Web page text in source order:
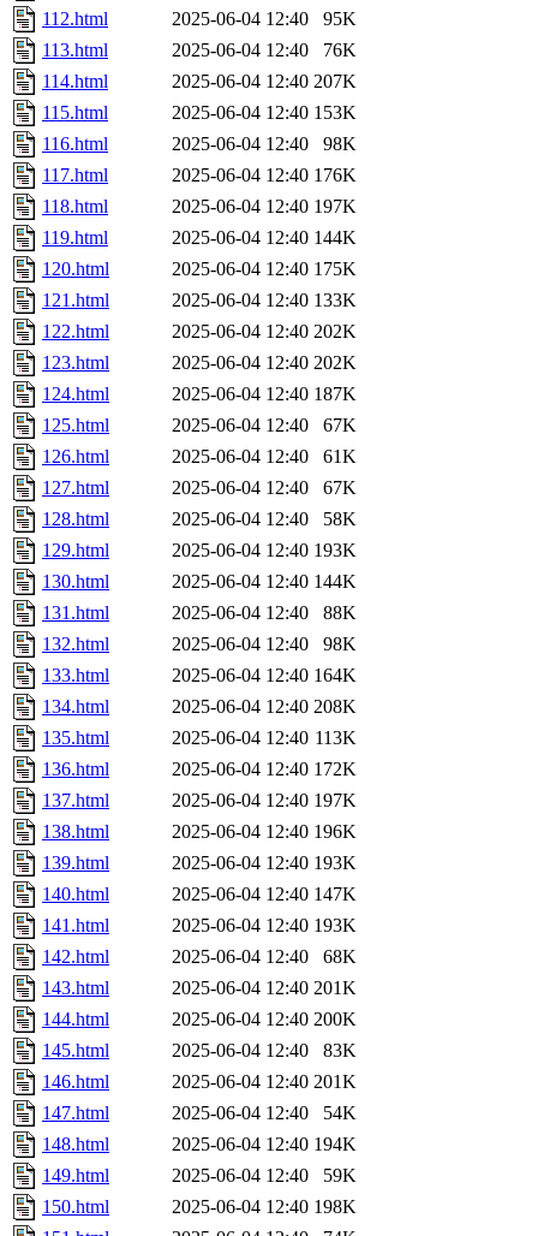
112.html
2025-06-04 12:40
95K
113.html
2025-06-04 12:40
76K
114.html
2025-06-04 12:40 207K
115.html
2025-06-04 12:40 153K
116.html
2025-06-04 12:40
98K
117.html
2025-06-04 12:40 176K
118.html
2025-06-04 12:40 197K
119.html
2025-06-04 12:40 144K
120.html
2025-06-04 12:40 175K
121.html
2025-06-04 12:40 133K
122.html
2025-06-04 12:40 202K
123.html
2025-06-04 12:40 202K
124.html
2025-06-04 12:40 187K
125.html
2025-06-04 12:40
67K
126.html
2025-06-04 12:40
61K
127.html
2025-06-04 12:40
67K
128.html
2025-06-04 12:40
58K
129.html
2025-06-04 12:40 193K
130.html
2025-06-04 12:40 144K
131.html
2025-06-04 12:40
88K
132.html
2025-06-04 12:40
98K
133.html
2025-06-04 12:40 164K
134.html
2025-06-04 12:40 208K
135.html
2025-06-04 12:40 113K
136.html
2025-06-04 12:40 172K
137.html
2025-06-04 12:40 197K
138.html
2025-06-04 12:40 196K
139.html
2025-06-04 12:40 193K
140.html
2025-06-04 12:40 147K
141.html
2025-06-04 12:40 193K
142.html
2025-06-04 12:40
68K
143.html
2025-06-04 12:40 201K
144.html
2025-06-04 12:40 200K
145.html
2025-06-04 12:40
83K
146.html
2025-06-04 12:40 201K
147.html
2025-06-04 12:40
54K
148.html
2025-06-04 12:40 194K
149.html
2025-06-04 12:40
59K
150.html
2025-06-04 12:40 198K